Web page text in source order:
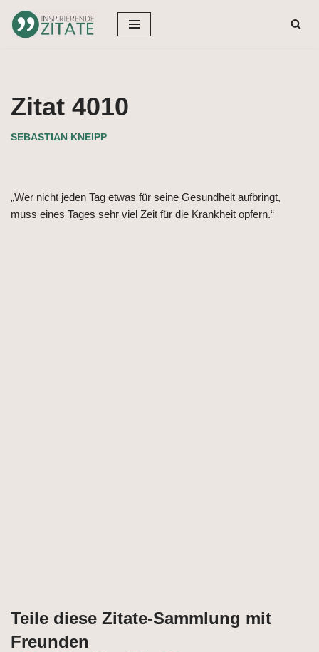
Zum
Zitat 4010
SEBASTIAN KNEIPP
„Wer nicht jeden Tag etwas für seine Gesundheit aufbringt,
muss eines Tages sehr viel Zeit für die Krankheit opfern.“
Teile diese Zitate-Sammlung mit
Freunden